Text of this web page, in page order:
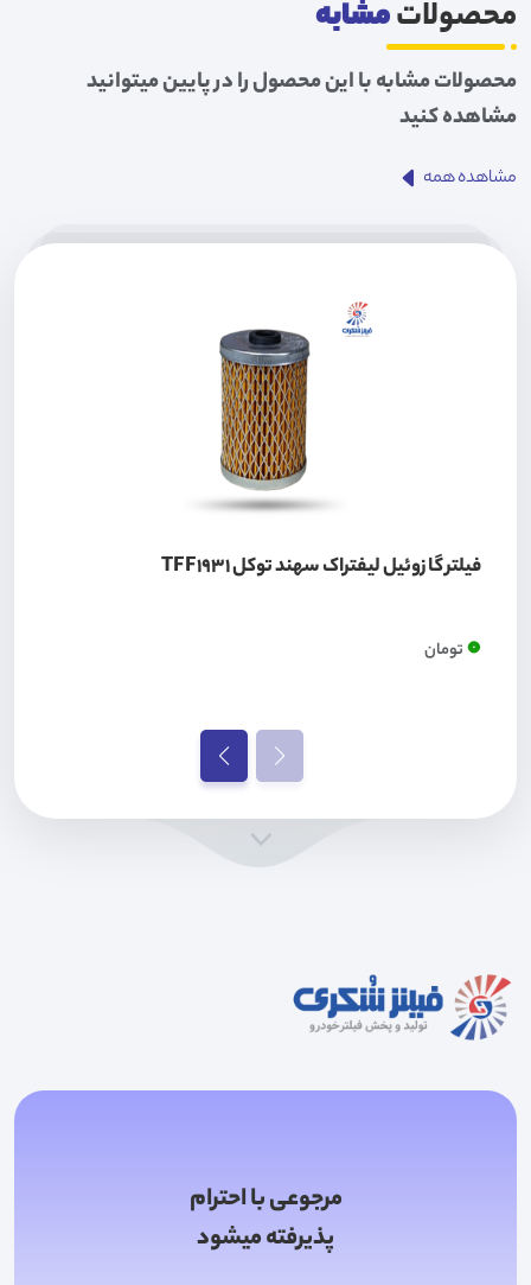
محصولاتمشابه
محصولات مشابه با این محصول را در پایین میتوانید
مشاهده کنید
مشاهده همه
فیلتر گازوئیل لیفتراک سهند توکل TFF1931
0تومان
مرجوعی با احترام
پذیرفته میشود